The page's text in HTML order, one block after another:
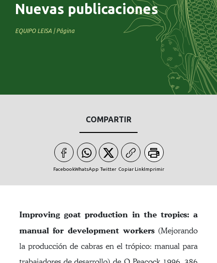
Nuevas publicaciones
EQUIPO LEISA | Página
COMPARTIR
FacebookWhatsApp Twitter Copiar LinkImprimir
Improving goat production in the tropics: a
manual for development workers(Mejorando
la producción de cabras en el trópico: manual para